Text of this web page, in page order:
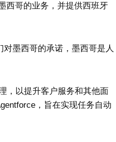
西哥的业务，并提供西班牙
墨西哥的承诺，墨西哥是人
，以提升客户服务和其他面
，旨在实现任务自动